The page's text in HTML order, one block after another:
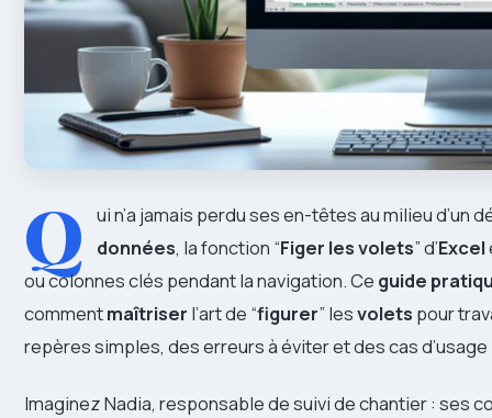
Q ui n’a jamais perdu ses en-têtes au milieu d’un
données, la fonction “Figer les volets” d’Excel
ou colonnes clés pendant la navigation. Ce guide
commentmaîtriser l’art de “figurer” lesvolets pour
repères simples, des erreurs à éviter et des cas
Imaginez Nadia, responsable de suivi de chantier : ses